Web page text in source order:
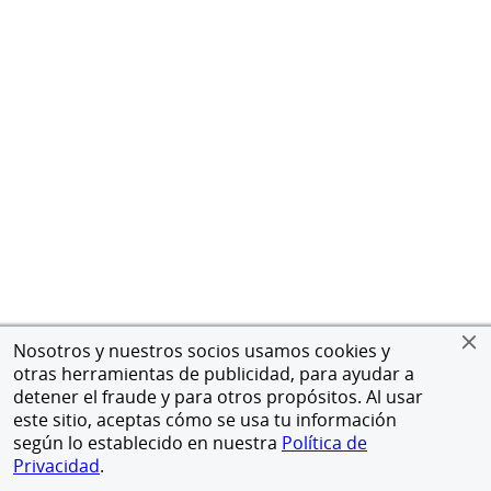
Nosotros y nuestros socios usamos cookies y
otras herramientas de publicidad, para ayudar a
detener el fraude y para otros propósitos. Al usar
este sitio, aceptas cómo se usa tu información
según lo establecido en nuestra Política de
Privacidad.